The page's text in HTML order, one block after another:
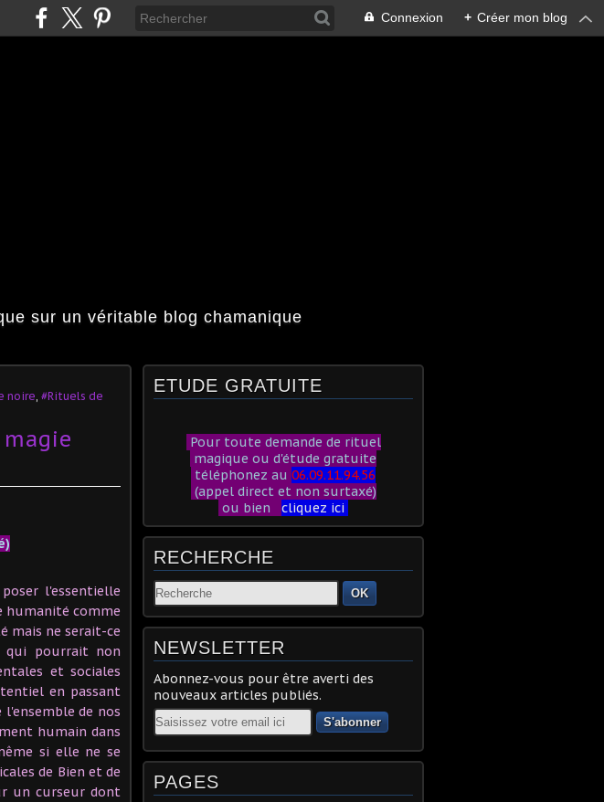
Connexion + Créer mon blog
sur un véritable blog chamanique
noire #Rituels de
l'essentielle
humanité comme
mais ne serait-ce
qui pourrait non
et sociales
en passant
de nos
humain dans
si elle ne se
de Bien et de
un curseur dont
ETUDE GRATUITE
Pour toute demande de rituel
magique ou d'étude gratuite
téléphonez au 06.09.11.94.56
(appel direct et non surtaxé)
ou bien cliquez ici
RECHERCHE
OK
NEWSLETTER
Abonnez-vous pour être averti des
nouveaux articles publiés.
Email
PAGES